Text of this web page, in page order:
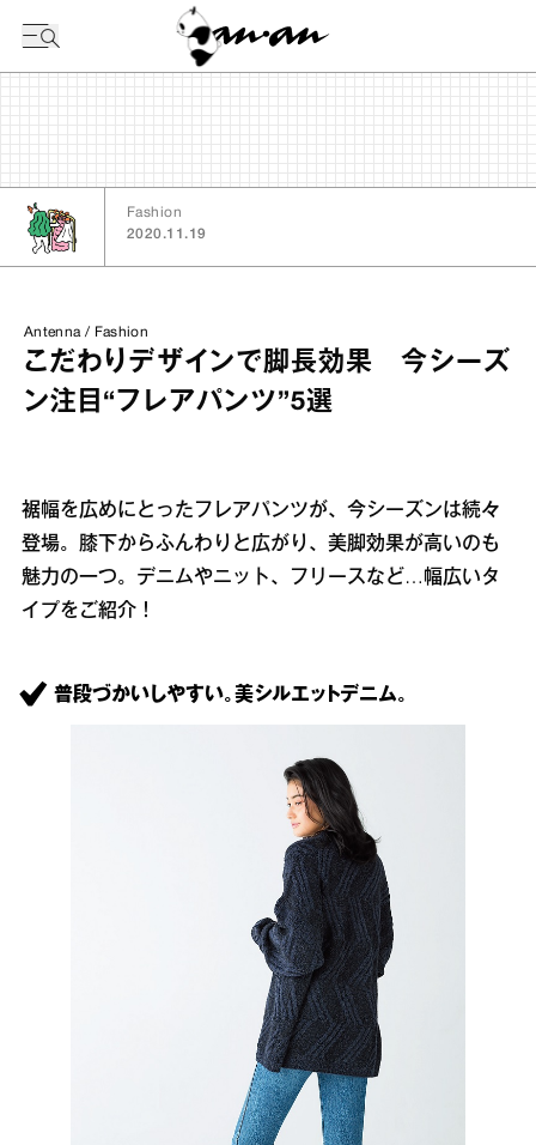
Fashion
2020.11.19
Antenna / Fashion
こだわりデザインで脚長効果 今シーズ
ン注目“フレアパンツ”5選
裾幅を広めにとったフレアパンツが、今シーズンは続々
登場。膝下からふんわりと広がり、美脚効果が高いのも
魅力の一つ。デニムやニット、フリースなど…幅広いタ
イプをご紹介！
普段づかいしやすい。美シルエットデニム。